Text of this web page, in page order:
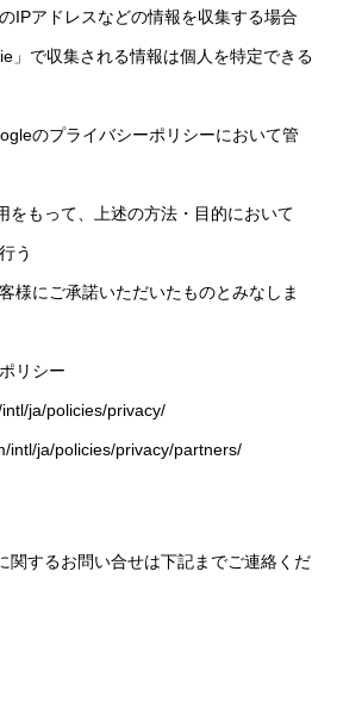
IPアドレスなどの情報を収集する場合
」で収集される情報は個人を特定できる
のプライバシーポリシーにおいて管
をもって、上述の方法・目的において
う
様にご承諾いただいたものとみなしま
リシー
ja/policies/privacy/
intl/ja/policies/privacy/partners/
関するお問い合せは下記までご連絡くだ